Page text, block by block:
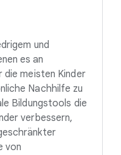
und
es an
meisten Kinder
Nachhilfe zu
Bildungstools die
verbessern,
von